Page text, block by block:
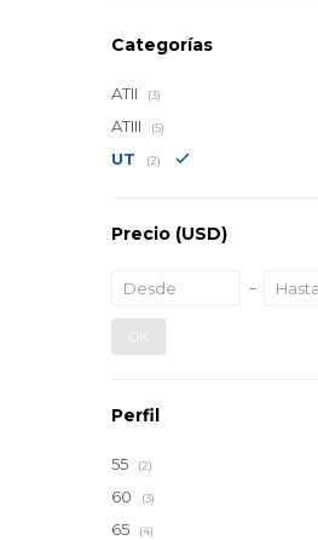
Categorías
ATII (3)
ATIII (5)
UT (2)
Precio (USD)
OK
Perfil
55 (2)
60 (3)
65 (4)